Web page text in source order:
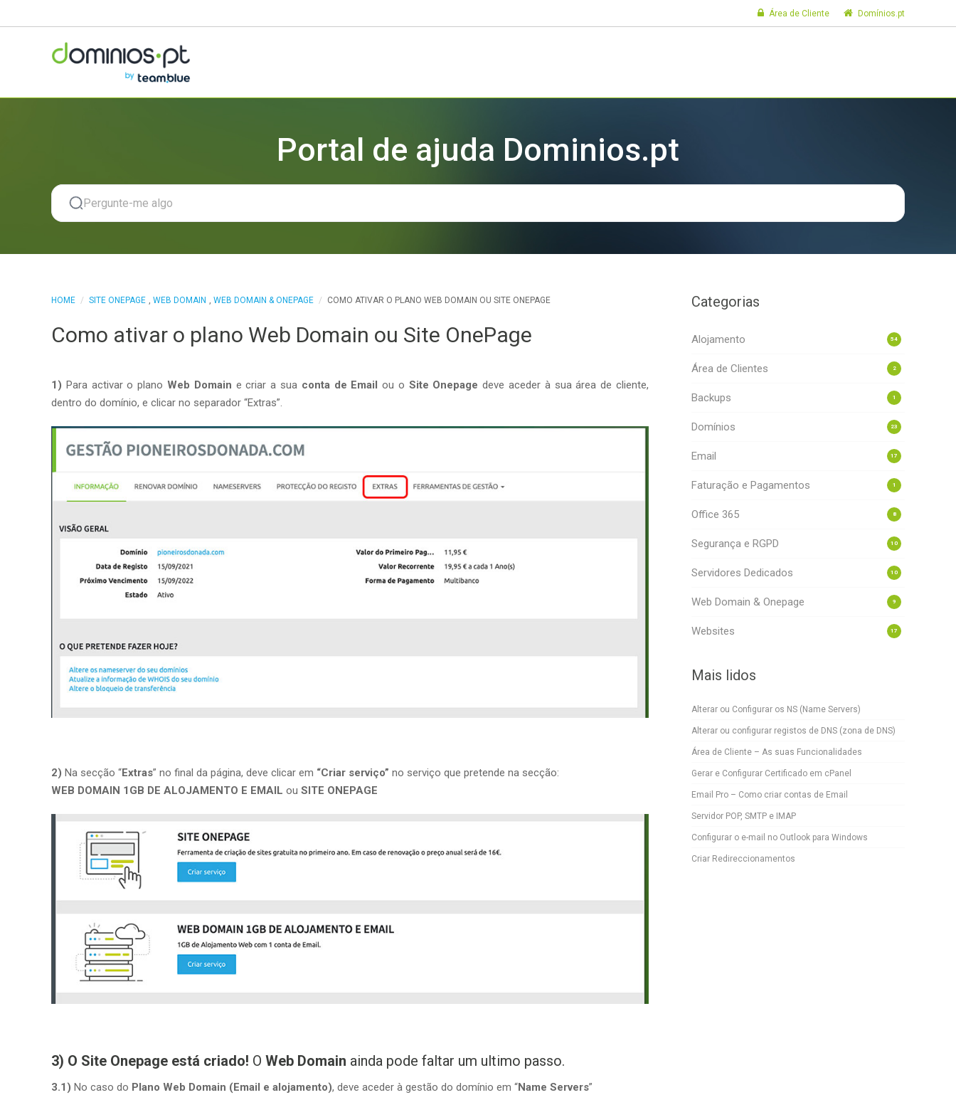
Domínios.pt
Área de Cliente
Portal de ajuda Dominios.pt
HOME / SITE ONEPAGE , WEB DOMAIN , WEB DOMAIN & ONEPAGE / COMO ATIVAR O PLANO WEB DOMAIN OU SITE ONEPAGE
Como ativar o plano Web Domain ou Site OnePage
1) Para activar o plano Web Domain e criar a sua conta de Email ou o Site Onepage deve aceder à sua área de cliente,
dentro do domínio, e clicar no separador “Extras”.
2) Na secção “Extras” no final da página, deve clicar em “Criar serviço” no serviço que pretende na secção:
WEB DOMAIN 1GB DE ALOJAMENTO E EMAIL ou SITE ONEPAGE
3) O Site Onepage está criado! O Web Domain ainda pode faltar um ultimo passo.
3.1) No caso do Plano Web Domain (Email e alojamento), deve aceder à gestão do domínio em “Name Servers”
Categorias
54
Alojamento
2
Área de Clientes
1
Backups
23
Domínios
17
Email
1
Faturação e Pagamentos
8
Office 365
10
Segurança e RGPD
10
Servidores Dedicados
9
Web Domain & Onepage
17
Websites
Mais lidos
Alterar ou Configurar os NS (Name Servers)
Alterar ou configurar registos de DNS (zona de DNS)
Área de Cliente – As suas Funcionalidades
Gerar e Configurar Certificado em cPanel
Email Pro – Como criar contas de Email
Servidor POP, SMTP e IMAP
Configurar o e-mail no Outlook para Windows
Criar Redireccionamentos